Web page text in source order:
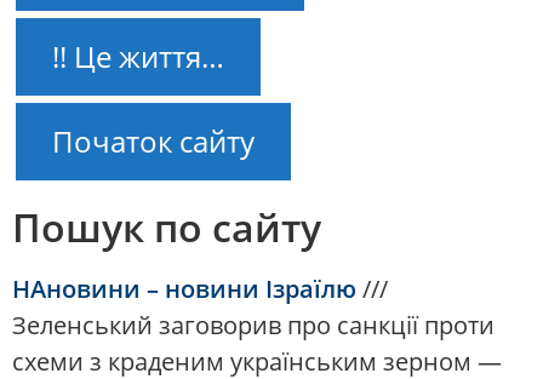
!! Це життя…
Початок сайту
Пошук по сайту
НАновини – новини Ізраїлю ///
Зеленський заговорив про санкції проти
схеми з краденим українським зерном —